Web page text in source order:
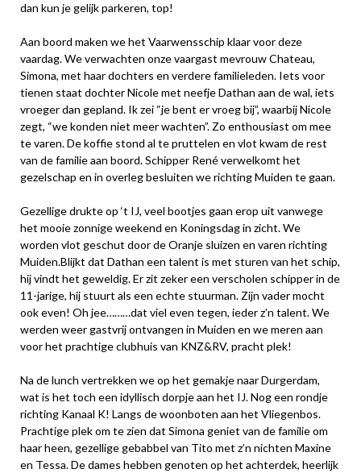
dan kun je gelijk parkeren, top!
Aan boord maken we het Vaarwensschip klaar voor deze
vaardag. We verwachten onze vaargast mevrouw Chateau,
Simona, met haar dochters en verdere familieleden. Iets voor
tienen staat dochter Nicole met neefje Dathan aan de wal, iets
vroeger dan gepland. Ik zei “je bent er vroeg bij”, waarbij Nicole
zegt, “we konden niet meer wachten”. Zo enthousiast om mee
te varen. De koffie stond al te pruttelen en vlot kwam de rest
van de familie aan boord. Schipper René verwelkomt het
gezelschap en in overleg besluiten we richting Muiden te gaan.
Gezellige drukte op ‘t IJ, veel bootjes gaan erop uit vanwege
het mooie zonnige weekend en Koningsdag in zicht. We
worden vlot geschut door de Oranje sluizen en varen richting
Muiden.Blijkt dat Dathan een talent is met sturen van het schip,
hij vindt het geweldig. Er zit zeker een verscholen schipper in de
11-jarige, hij stuurt als een echte stuurman. Zijn vader mocht
ook even! Oh jee………dat viel even tegen, ieder z’n talent. We
werden weer gastvrij ontvangen in Muiden en we meren aan
voor het prachtige clubhuis van KNZ&RV, pracht plek!
Na de lunch vertrekken we op het gemakje naar Durgerdam,
wat is het toch een idyllisch dorpje aan het IJ. Nog een rondje
richting Kanaal K! Langs de woonboten aan het Vliegenbos.
Prachtige plek om te zien dat Simona geniet van de familie om
haar heen, gezellige gebabbel van Tito met z’n nichten Maxine
en Tessa. De dames hebben genoten op het achterdek, heerlijk